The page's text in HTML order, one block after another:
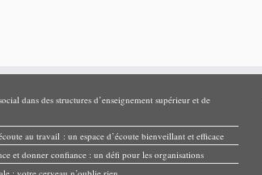
dans des structures d’enseignement supérieur et de
au travail : un espace d’écoute bienveillant et efficace
et donner confiance : un défi pour les organisations